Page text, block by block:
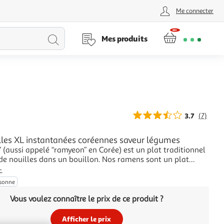
Me connecter
Lancer
Mes produits
3.7 (7)
XL instantanées coréennes saveur légumes
(aussi appelé “ramyeon” en Corée) est un plat traditionnel
nouilles dans un bouillon. Nos ramens sont un plat
coréen composé de nouilles précuites qui vont être frite à
d’une soupe en poudre. Dégustez les ramens
Mr. Min saveur légum
Vous voulez connaître le prix de ce produit ?
Afficher le prix